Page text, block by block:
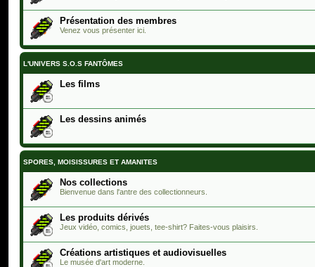
Présentation des membres
Venez vous présenter ici.
L'UNIVERS S.O.S FANTÔMES
Les films
Les dessins animés
SPORES, MOISISSURES ET AMANITES
Nos collections
Bienvenue dans l'antre des collectionneurs.
Les produits dérivés
Jeux vidéo, comics, jouets, tee-shirt? Faites-vous plaisirs.
Créations artistiques et audiovisuelles
Le musée d'art moderne.